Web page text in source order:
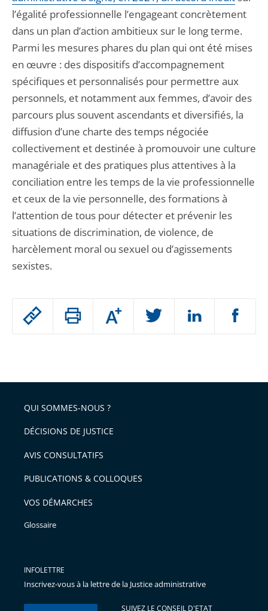
Passer
arriver
après
Augmenter
ou
l'article
pour
avant
l’égalité professionnelle l’engageant concrètement
dans un plan d’action ambitieux sur le long terme.
Parmi les mesures phares du plan qui ont été mises
en œuvre : des dispositifs d’accompagnement
spécifiques et personnalisés pour permettre aux
personnels, et notamment aux femmes, d’avoir des
parcours plus souvent ascendants et diversifiés, la
diffusion d’une charte des temps négociée
collectivement et destinée à promouvoir une culture
managériale et des pratiques plus attentives à la
conciliation entre les temps de la vie professionnelle
et ceux de la vie personnelle, des formations à
l’attention de tous pour détecter et prévenir les
situations de discrimination, de violence, de
harcèlement moral ou sexuel ou d’agissements
sexistes.
QUI SOMMES-NOUS ?
DÉCISIONS DE JUSTICE
AVIS CONSULTATIFS
PUBLICATIONS & COLLOQUES
VOS DÉMARCHES
Glossaire
INFOLETTRE
Inscrivez-vous à la lettre de la Justice administrative
SUIVEZ LE CONSEIL D'ETAT